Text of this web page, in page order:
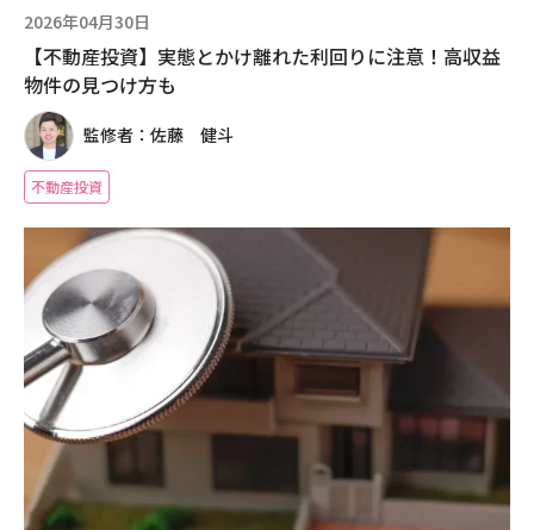
2026年04月30日
【不動産投資】実態とかけ離れた利回りに注意！高収益
物件の見つけ方も
監修者：佐藤 健斗
不動産投資